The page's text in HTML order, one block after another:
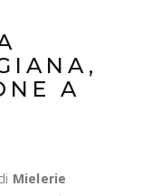
A
Mielerie